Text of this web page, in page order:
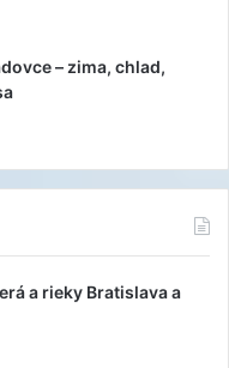
– zima, chlad,
a rieky Bratislava a